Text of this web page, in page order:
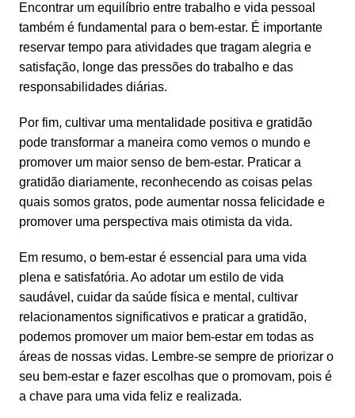
Encontrar um equilíbrio entre trabalho e vida pessoal
também é fundamental para o bem-estar. É importante
reservar tempo para atividades que tragam alegria e
satisfação, longe das pressões do trabalho e das
responsabilidades diárias.
Por fim, cultivar uma mentalidade positiva e gratidão
pode transformar a maneira como vemos o mundo e
promover um maior senso de bem-estar. Praticar a
gratidão diariamente, reconhecendo as coisas pelas
quais somos gratos, pode aumentar nossa felicidadee
promover uma perspectiva mais otimista da vida.
Em resumo, o bem-estar é essencial para uma vida
plena e satisfatória. Ao adotar um estilo de vida
saudável, cuidar da saúde física e mental , cultivar
relacionamentos significativos e praticar a gratidão,
podemos promover um maior bem-estar em todas as
áreas de nossas vidas. Lembre-se sempre de priorizar o
seu bem-estar e fazer escolhas que o promovam, pois é
a chave para uma vida feliz e realizada.